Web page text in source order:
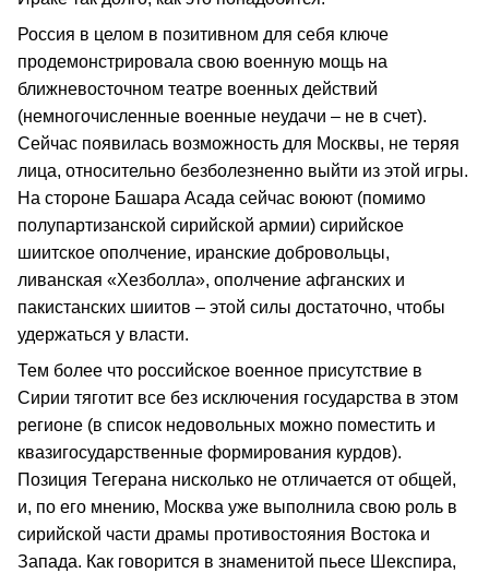
Россия в целом в позитивном для себя ключе
продемонстрировала свою военную мощь на
ближневосточном театре военных действий
(немногочисленные военные неудачи – не в счет).
Сейчас появилась возможность для Москвы, не теряя
лица, относительно безболезненно выйти из этой игры.
На стороне Башара Асада сейчас воюют (помимо
полупартизанской сирийской армии) сирийское
шиитское ополчение, иранские добровольцы,
ливанская «Хезболла», ополчение афганских и
пакистанских шиитов – этой силы достаточно, чтобы
удержаться у власти.
Тем более что российское военное присутствие в
Сирии тяготит все без исключения государства в этом
регионе (в список недовольных можно поместить и
квазигосударственные формирования курдов).
Позиция Тегерана нисколько не отличается от общей,
и, по его мнению, Москва уже выполнила свою роль в
сирийской части драмы противостояния Востока и
Запада. Как говорится в знаменитой пьесе Шекспира,